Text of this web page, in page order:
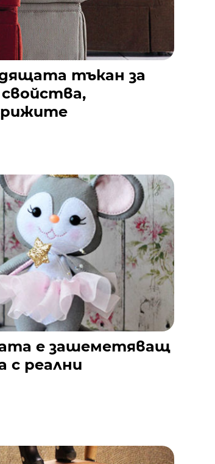
тъкан за
е зашеметяващ
с реални